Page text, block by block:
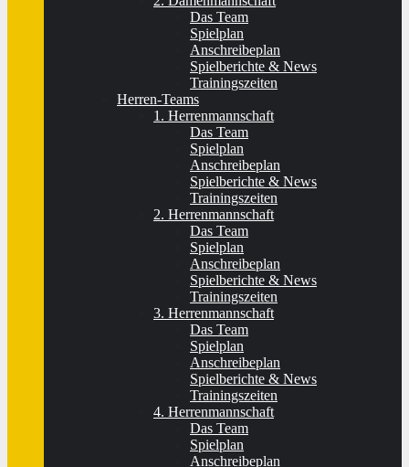
Das Team
Spielplan
Anschreibeplan
Spielberichte & News
Trainingszeiten
Herren-Teams
1. Herrenmannschaft
Das Team
Spielplan
Anschreibeplan
Spielberichte & News
Trainingszeiten
2. Herrenmannschaft
Das Team
Spielplan
Anschreibeplan
Spielberichte & News
Trainingszeiten
3. Herrenmannschaft
Das Team
Spielplan
Anschreibeplan
Spielberichte & News
Trainingszeiten
4. Herrenmannschaft
Das Team
Spielplan
Anschreibeplan